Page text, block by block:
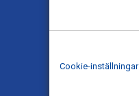
Cookie-inställningar